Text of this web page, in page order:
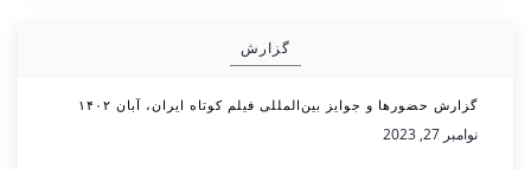
گزارش
گزارش حضورها و جوایز بین‌المللی فیلم کوتاه ایران، آبان ۱۴۰۲
نوامبر 27, 2023